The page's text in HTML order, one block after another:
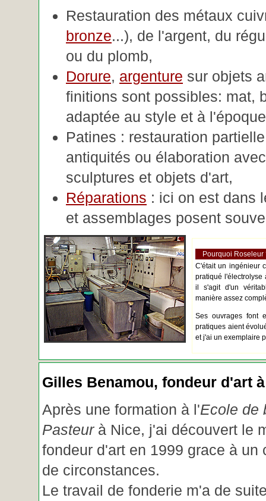
Restauration des métaux
bronze...), de l'argent, du
ou du plomb,
Dorure, argenture sur objets
finitions sont possibles: mat,
adaptée au style et à
Patines : restauration
antiquités ou élaboration
sculptures et objets d'art,
Réparations : ici on est dans
et assemblages posent
Pourquoi Roseleur
C'était un ingénieur
pratiqué l'électrolyse
il s'agit d'un
manière assez
Ses ouvrages font
pratiques aient
et j'ai un exemplaire
Gilles Benamou, fondeur d'art
Après une formation à l'Ecole de
Pasteurà Nice, j'ai découvert le
fondeur d'art en 1999 grace à un
de circonstances.
Le travail de fonderie m'a de